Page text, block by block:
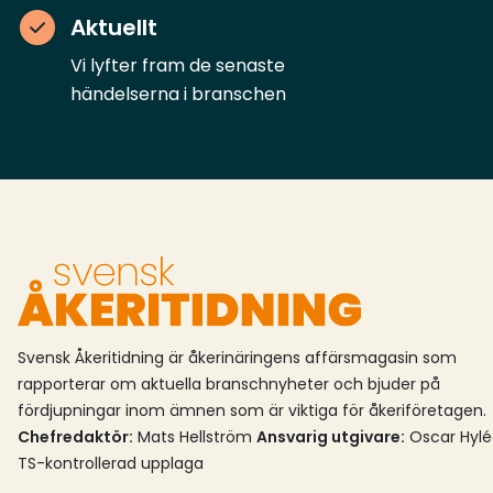
motsvarande fossila bränslen. Råvaran
konkurrera inte heller med
livsmedelsproduktion och
jordbruksmark.Sunpine har tidigare samägts av
Lawter Europé BV. I och med köpet är
skriver att förvärvet sker i ett läge där ”Europa
arbetar för att skala upp förnybara drivmedel
och samtidigt upprätthålla
energiförsörjningstrygghet och industriell
konkurrenskraft. Efterfrågan på avancerade
biodrivmedel väntas öka inom vägtransporter,
flyg och sjöfart, med stöd av regelverk som
RED III, ReFuelEU Aviation och FuelEU
Aktuellt
Vi lyfter fram de senaste
händelserna i branschen
Svensk Åkeritidning är åkerinäringens affärsmagasin som
rapporterar om aktuella branschnyheter och bjuder på
fördjupningar inom ämnen som är viktiga för åkeriföretagen.
Chefredaktör: Mats Hellström Ansvarig utgivare: Oscar
TS-kontrollerad upplaga